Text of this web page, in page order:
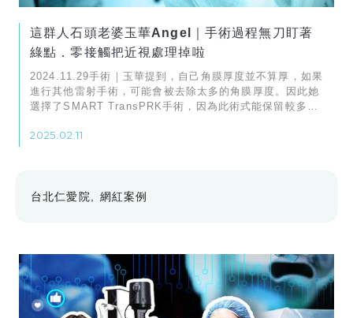
這群人石頭老婆玉華Angel｜手術過程無刀盯著
綠點．零接觸把近視處理掉啦
2024.11.29手術｜玉華提到，自己角膜厚度並不算厚，如果
進行其他雷射手術，可能會被去除太多的角膜厚度。因此她
選擇了SMART TransPRK手術，因為此術式能保留較多的
2025.02.11
台北仁愛院 網紅案例